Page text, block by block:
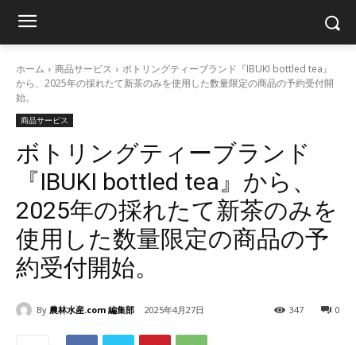
ホーム 商品サービス
ボトリングティーブランド『IBUKI bottled tea』
から、2025年の採れたて新茶のみを使用した数量限定の商品の予約受付開
始。
商品サービス
ボトリングティーブランド
『IBUKI bottled tea』から、
2025年の採れたて新茶のみを
使用した数量限定の商品の予
約受付開始。
By 農林水産.com 編集部 2025年4月27日 0
347